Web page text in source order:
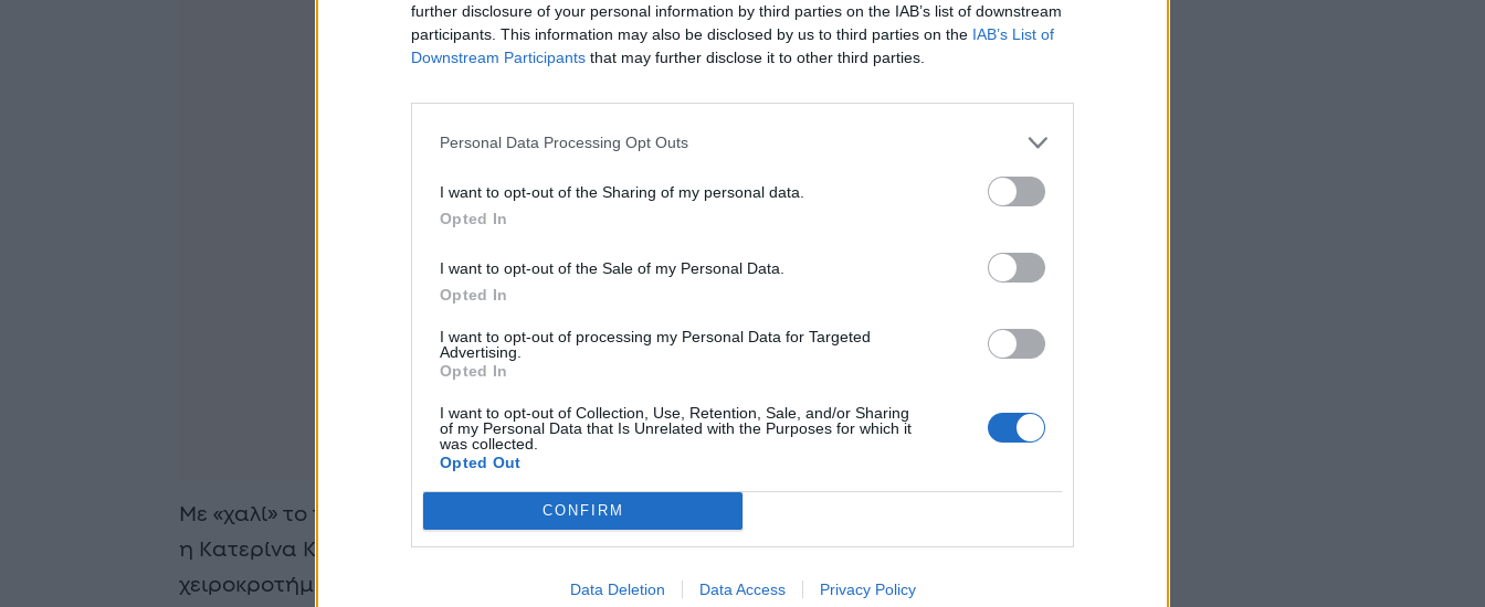
further disclosure of your personal information by third parties on the IAB’s list of downstream
participants. This information may also be disclosed by us to third parties on the IAB’s List of
Downstream Participants that may further disclose it to other third parties.
Personal Data Processing Opt Outs
I want to opt-out of the Sharing of my personal data.
Opted In
I want to opt-out of the Sale of my Personal Data.
Opted In
I want to opt-out of processing my Personal Data for Targeted
Advertising.
Opted In
I want to opt-out of Collection, Use, Retention, Sale, and/or Sharing
of my Personal Data that Is Unrelated with the Purposes for which it
was collected.
Opted Out
CONFIRM
Data Deletion Data Access Privacy Policy
Με «χαλί» το τραγούδι «Πρώτη θέση» του Νίκου Οικονομόπουλου,
η Κατερίνα Καινούργιου έγινε δεκτή με επευφημίες και
χειροκροτήματα από τους συνεργάτες της τους οποίους